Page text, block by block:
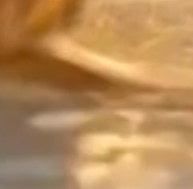
repose sur l'art du contraste. Sur
vous confie cet espace de rupture
(une zone asymétrique de 2
centimètres). C'est ce détail subtil,
entièrement maîtrisé par vous, qui
sort la pièce du "déjà-vu" et signe
une parure résolument signée
créateur.
Vous êtes unique, exprimez-le en
couleurs ! Créez votre association
parfaite et partagez vos créations,